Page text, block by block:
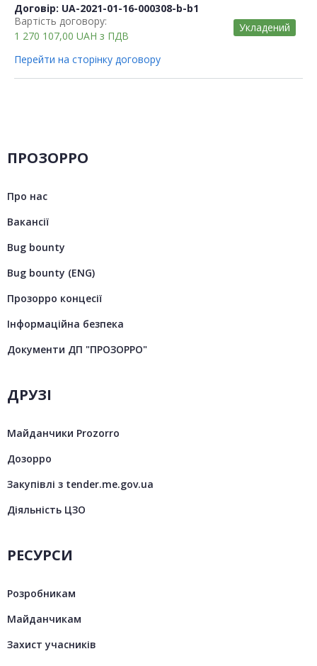
Договір: UA-2021-01-16-000308-b-b1
Вартість договору:
1 270 107,00 UAH з ПДВ
Укладений
Перейти на сторінку договору
ПРОЗОРРО
Про нас
Вакансії
Bug bounty
Bug bounty (ENG)
Прозорро концесії
Інформаційна безпека
Документи ДП "ПРОЗОРРО"
ДРУЗІ
Майданчики Prozorro
Дозорро
Закупівлі з tender.me.gov.ua
Діяльність ЦЗО
РЕСУРСИ
Розробникам
Майданчикам
Захист учасників